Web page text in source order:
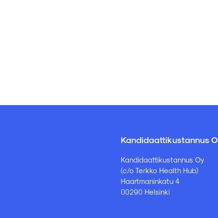
Kandidaattikustannus
Kandidaattikustannus Oy
(c/o Terkko Health Hub)
Haartmaninkatu 4
00290 Helsinki